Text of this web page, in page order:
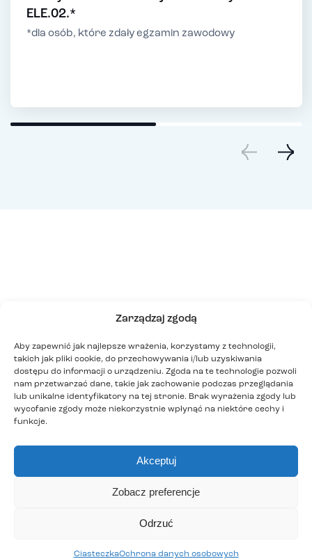
Zarządzaj zgodą
Aby zapewnić jak najlepsze wrażenia, korzystamy z technologii,
takich jak pliki cookie, do przechowywania i/lub uzyskiwania
dostępu do informacji o urządzeniu. Zgoda na te technologie pozwoli
nam przetwarzać dane, takie jak zachowanie podczas przeglądania
lub unikalne identyfikatory na tej stronie. Brak wyrażenia zgody lub
wycofanie zgody może niekorzystnie wpłynąć na niektóre cechy i
funkcje.
Akceptuj
Odrzuć
Zobacz preferencje
CiasteczkaOchrona danych osobowych
ELE.02.*
*dla osób, które zdały egzamin zawodowy
Rekrutacja
Dołącz do TEB Edukacja w kilku prostych krokach
– proces zapisu jest szybki i intuicyjny, dostępny
online lub w najbliższym oddziale, bez zbędnych
formalności. Sprawdź, jak to działa:
W TEB Edukacja nie ma egzaminów wstępnych - liczy się
kolejność zgłoszeń.
Sam zdecydujesz czy podpisujesz umowę osobiście w
Rezerwujesz sobie miejsce